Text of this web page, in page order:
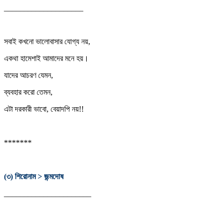
সবাই কখনো ভালোবাসার যোগ্য নয়,
একথা হামেশাই আমাদের মনে হয়।
যাদের আচরণ যেমন,
ব্যবহার করো তেমন,
এটা দরকারী ভাবো, বেয়াদপি নয়!!
*******
(৩) শিরোনাম > জন্মদোষ